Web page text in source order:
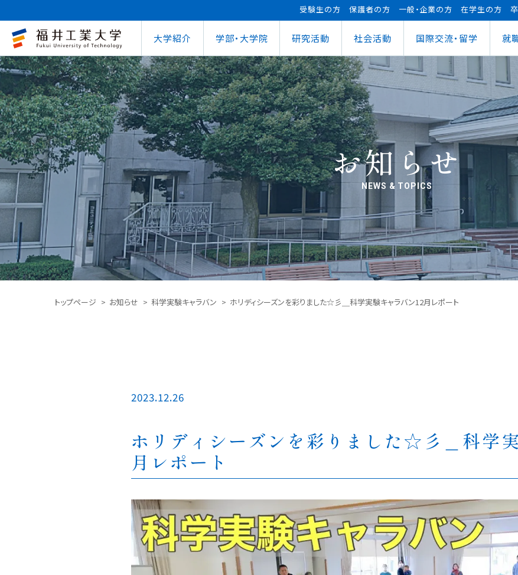
受験生の方 保護者の方 一般・企業の方 在学生の方
大学紹介
大学概要教育情報の公表
大学概要
教育情報の公表
学びの特色
教員紹介
キャンパス案内
図書館
第62回大学祭
式辞集
学部・大学院
工学部
電気電子情報工学科
機械工学科
建築土木工学科
原子力技術応用工学科
環境学部
環境食品応用化学科
デザイン学科
経営情報学部
経営情報学科
研究活動
地域連携研究推進センター研究シーズ紹介
地域連携研究推進センター
教育研究業績情報
研究シーズ紹介
研究紀要
外国人研究者招へい・受入れ
研究情報
AI&IoTセンター
まちづくりデザインセンター
ウェルネス＆スポーツサイエンスセンター
未来ロボティクスセンター
社会活動
自治体との連携FUT公開講座
自治体との連携
FUT公開講座
出前講義・出前実験
未来塾 講演会
科学実験キャラバン
ロボット事業
FUTブラス
スポーツ教室
その他活動
活動レポート
国際交流・留学
インターナショナルセンターOCPS
海外留学プログラム
インターナショナルセンター
国際交流
海外留学プログラム（OCPS）
文化交流
【重要】海外へ渡航するみなさんへ
就
キャリアセンター就職実績
キャリアセンター
就職⽀援プログラム
インターンシップ
就職実績
資格取得
就職⽀援ナビ
企業の方へ
求人・説明会のお申し込み
キャリアセンターとの面談
学費等納⼊⾦在学⽣向け奨学⾦
学費等納⼊⾦
在学⽣向け奨学⾦
受験⽣向け奨学⾦
⽇本学⽣⽀援機構奨学⾦ 給付奨学⾦
⽇本学⽣⽀援機構奨学⾦ 貸与奨学⾦
教育ローン
授業料等の減免制度
寮・下宿のご案内SSLプロジェクト
学⽣⽣活⽀援室
学習⽀援室
情報メディアセンター
SSLプロジェクト
学⽣保険
医務情報
障害学⽣⽀援
寮・下宿のご案内
クラブ活動支援センター
学習管理システム（manaba）WEBシラバス
学習管理システム（manaba）
学生ポータルシステム（学外からの接続）
WEBシラバス
お知らせ
NEWS & TOPICS
トップページ お知らせ 科学実験キャラバン ホリディシーズンを彩りました☆彡＿科学実験キャラバン12月レポート
2023.12.26
ホリディシーズンを彩りました☆彡＿科学
月レポート